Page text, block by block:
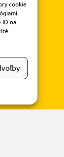
cookie
ID na